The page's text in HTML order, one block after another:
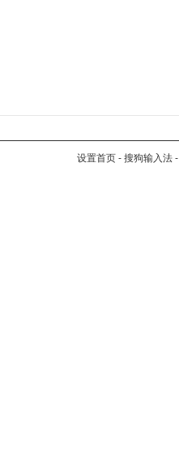
设置首页 - 搜狗输入法 -